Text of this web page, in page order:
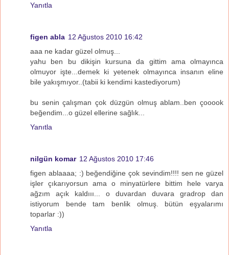
Yanıtla
figen abla 12 Ağustos 2010 16:42
aaa ne kadar güzel olmuş...
yahu ben bu dikişin kursuna da gittim ama olmayınca
olmuyor işte...demek ki yetenek olmayınca insanın eline
bile yakışmıyor..(tabii ki kendimi kastediyorum)
bu senin çalışman çok düzgün olmuş ablam..ben çooook
beğendim...o güzel ellerine sağlık...
Yanıtla
nilgün komar 12 Ağustos 2010 17:46
figen ablaaaa; :) beğendiğine çok sevindim!!!! sen ne güzel
işler çıkarıyorsun ama o minyatürlere bittim hele varya
ağzım açık kaldııı... o duvardan duvara gradrop dan
istiyorum bende tam benlik olmuş. bütün eşyalarımı
toparlar :))
Yanıtla